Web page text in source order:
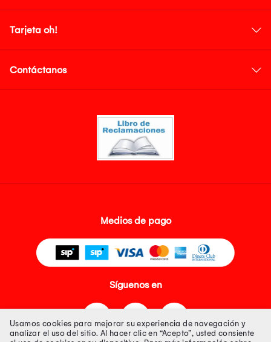
Tarjeta oh!
Contáctanos
Medios de pago
Síguenos en
Usamos cookies para mejorar su experiencia de navegación y
analizar el uso del sitio. Al hacer clic en “Acepto”, usted consiente